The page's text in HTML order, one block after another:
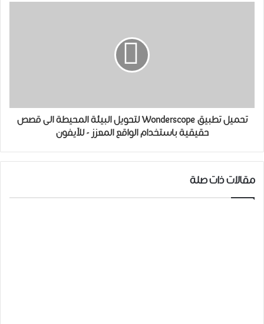
تحميل تطبيق Wonderscope لتحويل البيئة المحيطة الى قصص
حقيقية باستخدام الواقع المعزز - للآيفون
مقالات ذات صلة